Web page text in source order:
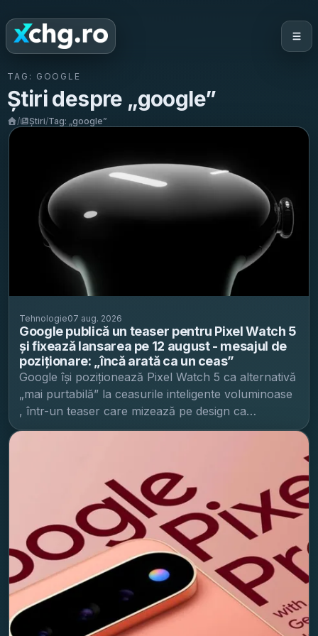
TAG: GOOGLE
Știri despre „google”
/ Știri/Tag: „google”
Tehnologie07 aug. 2026
Google publică un teaser pentru Pixel Watch 5
și fixează lansarea pe 12 august - mesajul de
poziționare: „încă arată ca un ceas”
Google își poziționează Pixel Watch 5 ca alternativă
„mai purtabilă” la ceasurile inteligente voluminoase
, într-un teaser care mizează pe design ca
diferențiator înaintea lansării din 12 august, potrivit
data evenimentului „Made by Google ” (12 august).
Mesajul-cheie este însă o înțepătură la adresa
concurenței: după ce enumeră câteva lucruri pe
care le poate face ceasul, naratorul adaugă că
smartwatch-ul Google „încă are decența să arate
ca un ceas”. Publicația interpretează replica drept o
aluzie la designurile masive ale unor modele
precum Galaxy Watch Ultra 2 și Apple Watch Ultra
3. Din perspectivă de piață, accentul pe „arată ca
un ceas” sugerează că Google încearcă să câștige